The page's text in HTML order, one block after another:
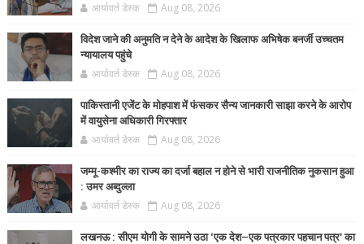
आर्यावर्त डेस्क Aug 08, 2026
विदेश जाने की अनुमति न देने के आदेश के खिलाफ अभिषेक बनर्जी उच्चतम
न्यायालय पहुंचे
आर्यावर्त डेस्क Aug 08, 2026
पाकिस्तानी एजेंट के मोहपाश में फंसकर सैन्य जानकारी साझा करने के आरोप
में वायुसेना अधिकारी गिरफ्तार
आर्यावर्त डेस्क Aug 08, 2026
जम्मू-कश्मीर का राज्य का दर्जा बहाल न होने से भारी राजनीतिक नुकसान हुआ
: उमर अब्दुल्ला
आर्यावर्त डेस्क Aug 08, 2026
लखनऊ : सीएम योगी के सामने उठा ‘एक देश–एक पत्रकार पहचान पत्र’ का